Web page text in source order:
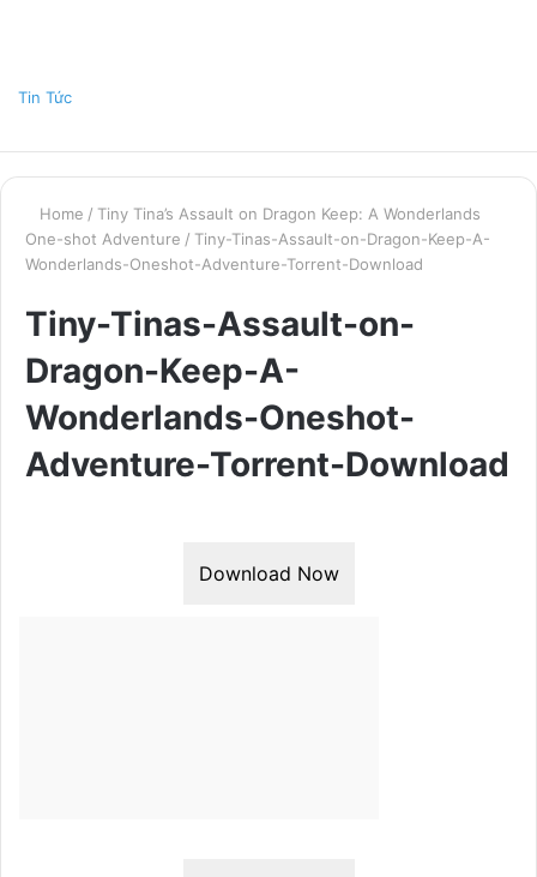
Tin Tức
Home / Tiny Tina’s Assault on Dragon Keep: A Wonderlands
One-shot Adventure / Tiny-Tinas-Assault-on-Dragon-Keep-A-
Wonderlands-Oneshot-Adventure-Torrent-Download
Tiny-Tinas-Assault-on-
Dragon-Keep-A-
Wonderlands-Oneshot-
Adventure-Torrent-Download
Download Now